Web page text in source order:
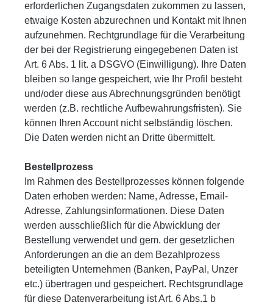
erforderlichen Zugangsdaten zukommen zu lassen,
etwaige Kosten abzurechnen und Kontakt mit Ihnen
aufzunehmen. Rechtgrundlage für die Verarbeitung
der bei der Registrierung eingegebenen Daten ist
Art. 6 Abs. 1 lit. a DSGVO (Einwilligung). Ihre Daten
bleiben so lange gespeichert, wie Ihr Profil besteht
und/oder diese aus Abrechnungsgründen benötigt
werden (z.B. rechtliche Aufbewahrungsfristen). Sie
können Ihren Account nicht selbständig löschen.
Die Daten werden nicht an Dritte übermittelt.
Bestellprozess
Im Rahmen des Bestellprozesses können folgende
Daten erhoben werden: Name, Adresse, Email-
Adresse, Zahlungsinformationen. Diese Daten
werden ausschließlich für die Abwicklung der
Bestellung verwendet und gem. der gesetzlichen
Anforderungen an die an dem Bezahlprozess
beteiligten Unternehmen (Banken, PayPal, Unzer
etc.) übertragen und gespeichert. Rechtsgrundlage
für diese Datenverarbeitung ist Art. 6 Abs.1 b